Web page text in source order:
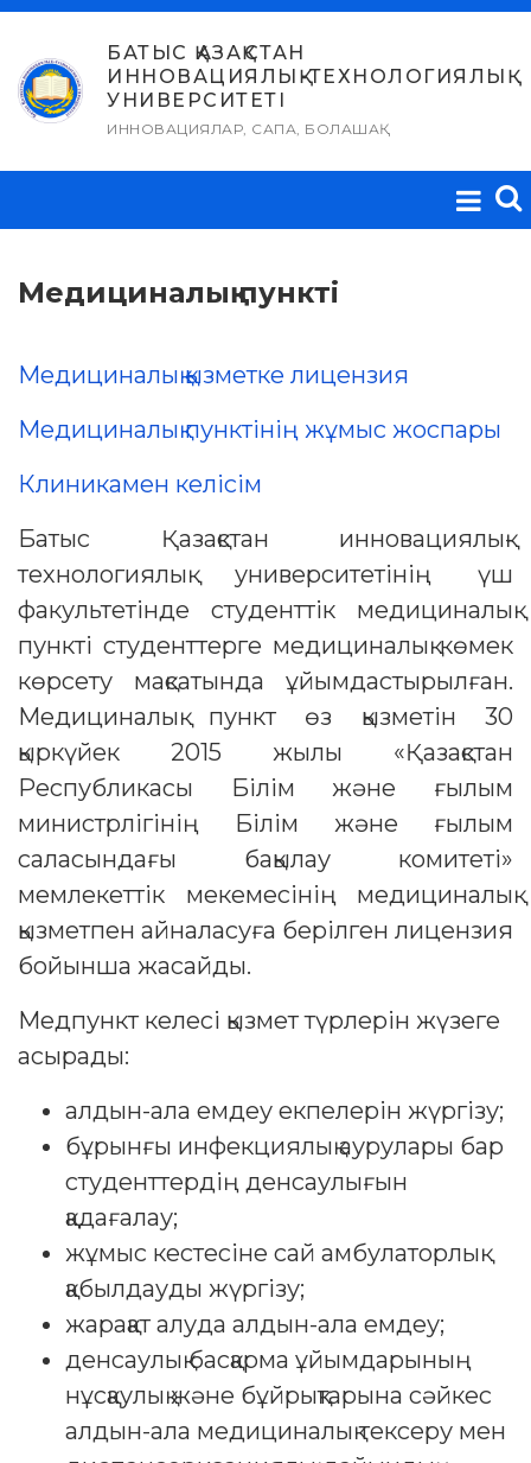
Skip
content
БАТЫС ҚАЗАҚСТАН
ИННОВАЦИЯЛЫҚ-ТЕХНОЛОГИЯЛЫҚ
УНИВЕРСИТЕТІ
ИННОВАЦИЯЛАР, САПА, БОЛАШАҚ
Медициналық пункті
Медициналық қызметке лицензия
Медициналық пунктінің жұмыс жоспары
Клиникамен келісім
Батыс Қазақстан инновациялық-
технологиялық университетінің үш
факультетінде студенттік медициналық
пункті студенттерге медициналық көмек
көрсету мақсатында ұйымдастырылған.
Медициналық пункт өз қызметін 30
қыркүйек 2015 жылы «Қазақстан
Республикасы Білім және ғылым
министрлігінің Білім және ғылым
саласындағы бақылау комитеті»
мемлекеттік мекемесінің медициналық
қызметпен айналасуға берілген лицензия
бойынша жасайды.
Медпункт келесі қызмет түрлерін жүзеге
асырады:
алдын-ала емдеу екпелерін жүргізу;
бұрынғы инфекциялық аурулары бар
студенттердің денсаулығын
қадағалау;
жұмыс кестесіне сай амбулаторлық
қабылдауды жүргізу;
жарақат алуда алдын-ала емдеу;
денсаулық басқарма ұйымдарының
нұсқаулық және бұйрықтарына сәйкес
алдын-ала медициналық тексеру мен